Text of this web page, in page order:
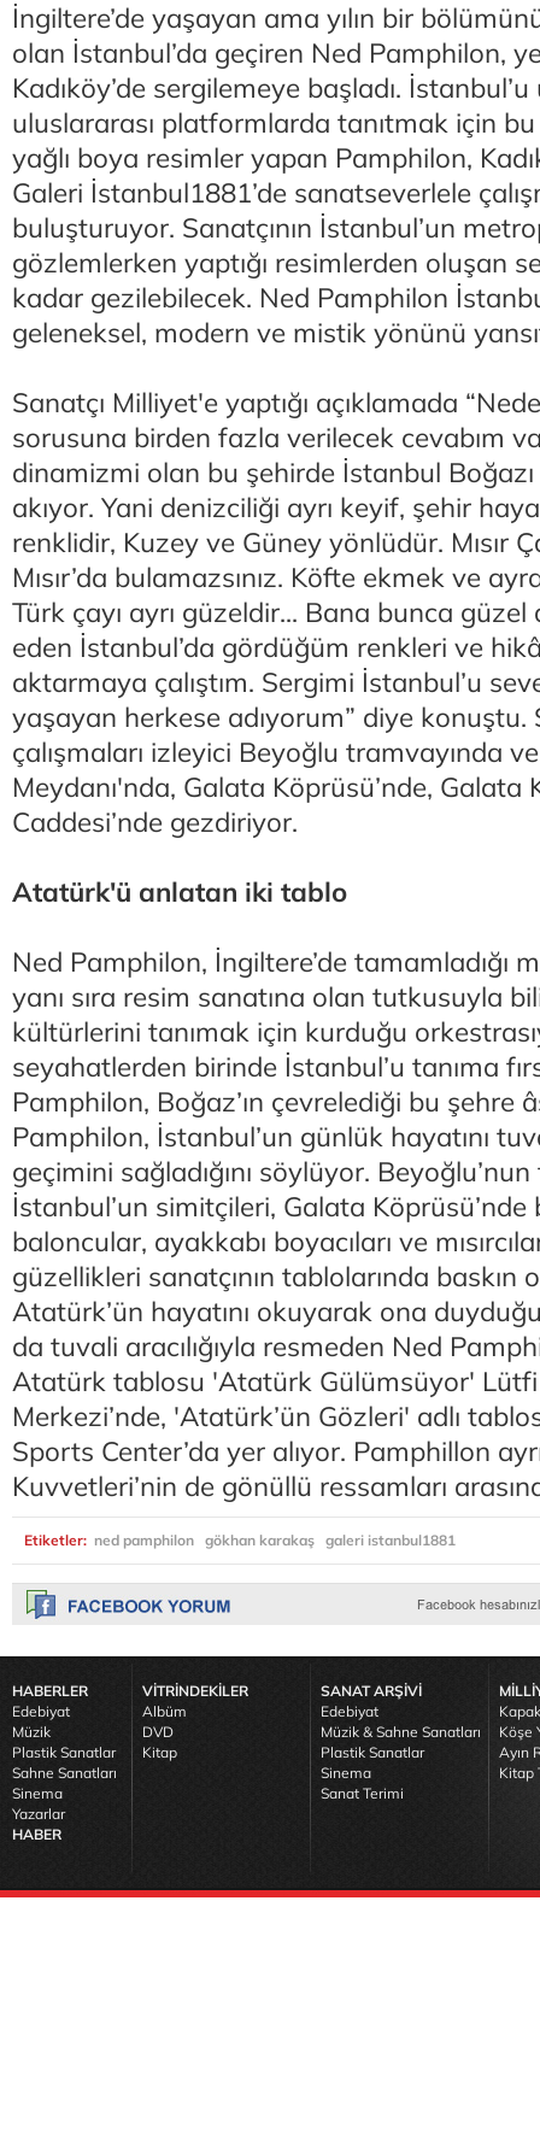
İngiltere’de yaşayan ama yılın bir
olan İstanbul’da geçiren Ned Pamphilon,
Kadıköy’de sergilemeye başladı.
uluslararası platformlarda tanıtmak için
yağlı boya resimler yapan Pamphilon,
Galeri İstanbul1881’de sanatseverlele
buluşturuyor. Sanatçının İstanbul’un
gözlemlerken yaptığı resimlerden oluşan
kadar gezilebilecek. Ned Pamphilon
geleneksel, modern ve mistik yönünü
Sanatçı Milliyet'e yaptığı açıklamada
sorusuna birden fazla verilecek cevabım
dinamizmi olan bu şehirde İstanbul
akıyor. Yani denizciliği ayrı keyif, şehir
renklidir, Kuzey ve Güney yönlüdür. Mısır
Mısır’da bulamazsınız. Köfte ekmek ve
Türk çayı ayrı güzeldir... Bana bunca
eden İstanbul’da gördüğüm renkleri ve
aktarmaya çalıştım. Sergimi İstanbul’u
yaşayan herkese adıyorum” diye konuştu.
çalışmaları izleyici Beyoğlu tramvayında
Meydanı'nda, Galata Köprüsü’nde, Galata
Caddesi’nde gezdiriyor.
Atatürk'ü anlatan iki tablo
Ned Pamphilon, İngiltere’de tamamladığı
yanı sıra resim sanatına olan tutkusuyla
kültürlerini tanımak için kurduğu
seyahatlerden birinde İstanbul’u tanıma
Pamphilon, Boğaz’ın çevrelediği bu şehre
Pamphilon, İstanbul’un günlük hayatını
geçimini sağladığını söylüyor.
İstanbul’un simitçileri, Galata Köprüsü’nde
baloncular, ayakkabı boyacıları ve
güzellikleri sanatçının tablolarında baskın
Atatürk’ün hayatını okuyarak ona
da tuvali aracılığıyla resmeden Ned
Atatürk tablosu 'Atatürk Gülümsüyor' Lütfi
Merkezi’nde, 'Atatürk’ün Gözleri' adlı
Sports Center’da yer alıyor. Pamphillon
Kuvvetleri’nin de gönüllü ressamları
Etiketler: ned pamphilon gökhan karakaş galeri istanbul1881
HABERLER
Edebiyat
Müzik
Plastik Sanatlar
Sahne Sanatları
Sinema
Yazarlar
HABER
VİTRİNDEKİLER
Albüm
DVD
Kitap
SANAT ARŞİVİ
Edebiyat
Müzik & Sahne Sanatları
Plastik Sanatlar
Sinema
Sanat Terimi
Köşe
Ayın
Kitap